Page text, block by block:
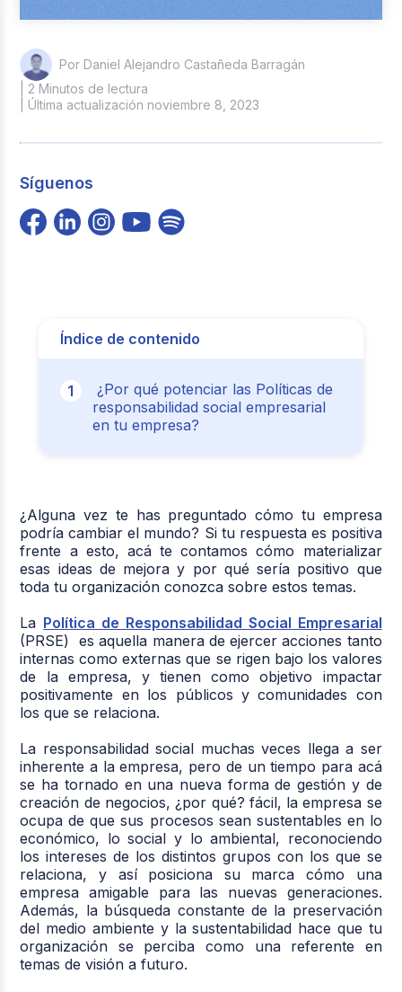
Por Daniel Alejandro Castañeda Barragán
| 2 Minutos de lectura
| Última actualización noviembre 8, 2023
Síguenos
Índice de contenido
¿Por qué potenciar las Políticas de
responsabilidad social empresarial
en tu empresa?
¿Alguna vez te has preguntado cómo tu empresa
podría cambiar el mundo? Si tu respuesta es positiva
frente a esto, acá te contamos cómo materializar
esas ideas de mejora y por qué sería positivo que
toda tu organización conozca sobre estos temas.
La Política de Responsabilidad Social Empresarial
(PRSE) es aquella manera de ejercer acciones tanto
internas como externas que se rigen bajo los valores
de la empresa, y tienen como objetivo impactar
positivamente en los públicos y comunidades con
los que se relaciona.
La responsabilidad social muchas veces llega a ser
inherente a la empresa, pero de un tiempo para acá
se ha tornado en una nueva forma de gestión y de
creación de negocios, ¿por qué? fácil, la empresa se
ocupa de que sus procesos sean sustentables en lo
económico, lo social y lo ambiental, reconociendo
los intereses de los distintos grupos con los que se
relaciona, y así posiciona su marca cómo una
empresa amigable para las nuevas generaciones.
Además, la búsqueda constante de la preservación
del medio ambiente y la sustentabilidad hace que tu
organización se perciba como una referente en
temas de visión a futuro.